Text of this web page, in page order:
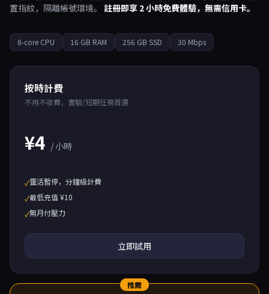
置指紋，隔離帳號環境。 註冊即享 2 小時免費體驗，無需信用卡。
8-core CPU 16 GB RAM 256 GB SSD 30 Mbps
按時計費
不用不收費，實驗/短期任務首選
¥4 / 小時
✓靈活暫停，分鐘級計費
✓最低充值 ¥10
✓無月付壓力
立即試用
推薦